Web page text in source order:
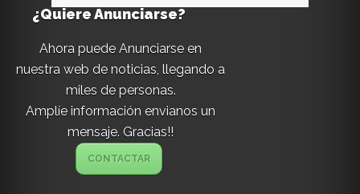
¿Quiere Anunciarse?
Ahora puede Anunciarse en
nuestra web de noticias, llegando a
miles de personas.
Amplíe información envianos un
mensaje. Gracias!!
CONTACTAR